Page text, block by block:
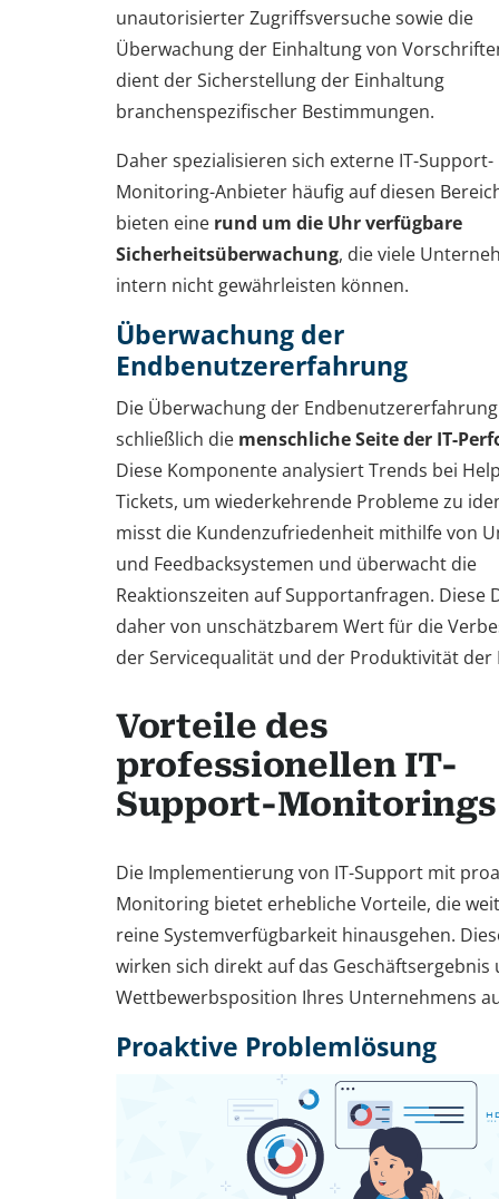
unautorisierter Zugriffsversuche sowie die
Überwachung der Einhaltung von
dient der Sicherstellung der Einhaltung
branchenspezifischer Bestimmungen.
Daher spezialisieren sich externe IT-Support-
Monitoring-Anbieter häufig auf diesen
bieten eine rund um die Uhr verfügbare
Sicherheitsüberwachung, die viele
intern nicht gewährleisten können.
Überwachung der
Endbenutzererfahrung
Die Überwachung der
schließlich die menschliche Seite der IT-
Diese Komponente analysiert Trends bei
Tickets, um wiederkehrende Probleme zu
misst die Kundenzufriedenheit mithilfe von
und Feedbacksystemen und überwacht die
Reaktionszeiten auf Supportanfragen. Diese
daher von unschätzbarem Wert für die
der Servicequalität und der Produktivität der
Vorteile des
professionellen IT-
Support-Monitorings
Die Implementierung von IT-Support mit
Monitoring bietet erhebliche Vorteile, die
reine Systemverfügbarkeit hinausgehen.
wirken sich direkt auf das Geschäftsergebnis
Wettbewerbsposition Ihres Unternehmens
Proaktive Problemlösung